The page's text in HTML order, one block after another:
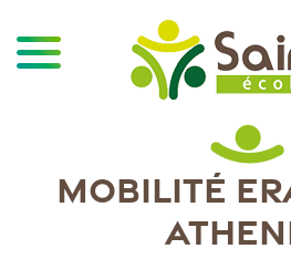
MOBILITÉ